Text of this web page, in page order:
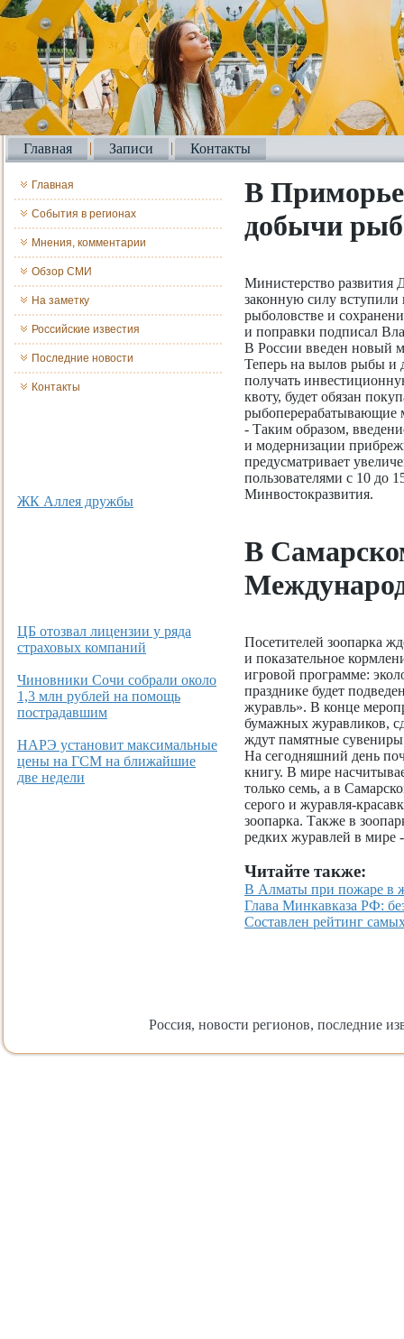
Главная Записи Контакты
Главная
События в регионах
Мнения, комментарии
Обзор СМИ
На заметку
Российские известия
Последние новости
Контакты
ЖК Аллея дружбы
ЦБ отозвал лицензии у ряда
страховых компаний
Чиновники Сочи собрали около
1,3 млн рублей на помощь
пострадавшим
НАРЭ установит максимальные
цены на ГСМ на ближайшие
две недели
В
добычи
Министерство развития
законную силу
рыболовстве и
и поправки подписал
В России введен новый
Теперь на вылов рыбы и
получать
квоту, будет обязан
рыбоперерабатывающие
- Таким образом,
и модернизации
предусматривает
пользователями с 10 до
Минвостокразвития.
В
Посетителей зоопарка
и показательное
игровой программе:
празднике будет
журавль». В конце
бумажных журавликов,
ждут памятные
На сегодняшний день
книгу. В мире
только семь, а в
серого и журавля-
зоопарка. Также в
редких журавлей в мире
Читайте также:
В Алматы при пожаре в
Глава Минкавказа РФ:
Составлен рейтинг
Россия, новости регионов, последние